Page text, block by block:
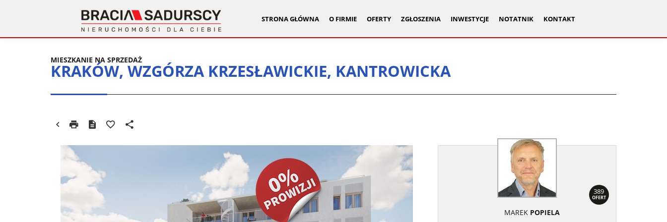
STRONA GŁÓWNA O FIRMIE OFERTY ZGŁOSZENIA INWESTYCJE NOTATNIK KONTAKT
KRAKÓW, WZGÓRZA KRZESŁAWICKIE, KANTROWICKA
MIESZKANIE NA SPRZEDAŻ
389
OFERT
MAREK POPIELA